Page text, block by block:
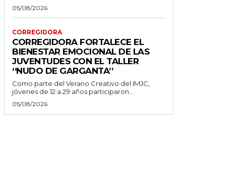
05/08/2026
CORREGIDORA
CORREGIDORA FORTALECE EL
BIENESTAR EMOCIONAL DE LAS
JUVENTUDES CON EL TALLER
‘‘NUDO DE GARGANTA’’
Como parte del Verano Creativo del IMJC,
jóvenes de 12 a 29 años participaron...
05/08/2026